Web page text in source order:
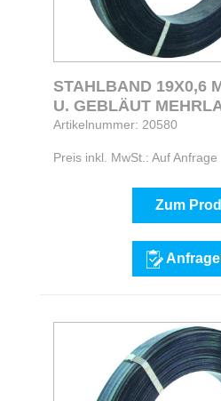
STAHLBAND 19X0,6
U. GEBLÄUT
Artikelnummer: 20580
Preis inkl. MwSt.: Auf Anfrage
Zum